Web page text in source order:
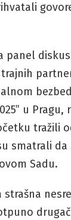
panel
u Pragu,
tražili
smatrali
Sadu.
strašna